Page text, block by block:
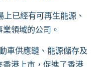
已經有可再生能源、
領域的公司。
車供應鏈、能源儲存及
港上市，促進了香港